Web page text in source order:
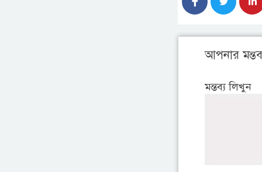
আপনার
মন্তব্য লিখুন